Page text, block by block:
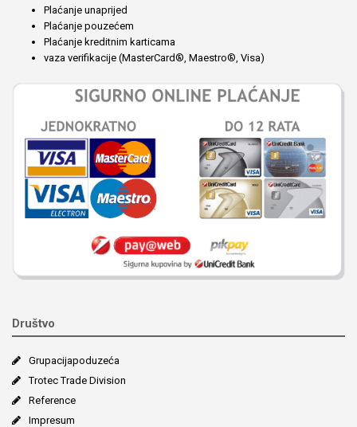
Plaćanje unaprijed
Plaćanje pouzećem
Plaćanje kreditnim karticama
vaza verifikacije (MasterCard®, Maestro®, Visa)
Društvo
Grupacija­poduzeća
Trotec Trade Division
Reference
Impresum